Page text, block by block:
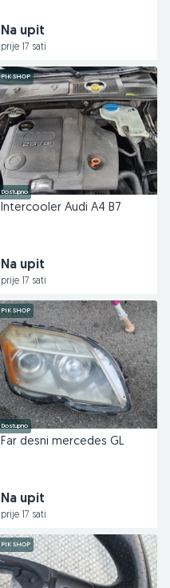
Na upit
prije 17 sati
PIK SHOP
Dostupno
Intercooler Audi A4 B7
Na upit
prije 17 sati
PIK SHOP
Dostupno
Far desni mercedes GL
Na upit
prije 17 sati
PIK SHOP